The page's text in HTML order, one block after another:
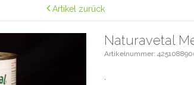
Artikel zurück
Naturavetal
Artikelnummer: